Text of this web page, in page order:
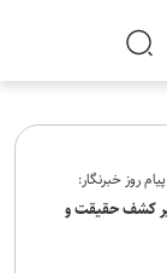
روز خبرنگار:
کشف حقیقت و